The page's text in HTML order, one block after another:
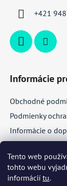
Tento web
tohto webu
informácií tu.
+421
Informácie
Obchodné
Podmienky
Informácie o
Facebook